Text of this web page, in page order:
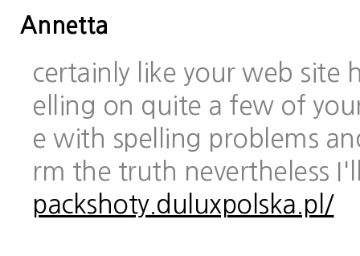
Annetta
certainly like your web site
elling on quite a few of
e with spelling problems
rm the truth nevertheless
packshoty.duluxpolska.pl/